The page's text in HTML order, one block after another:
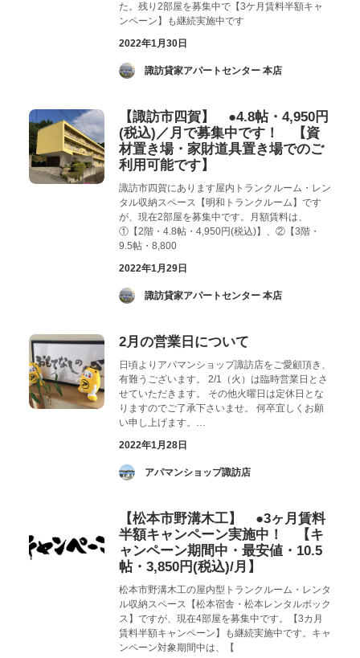
た。残り2部屋を募集中で【3ケ月賃料半額キャ
ンペーン】も継続実施中です
2022年1月30日
­ 諏訪貸家アパートセンター 本店
【諏訪市四賀】 ●4.8帖・4,950円
(税込)／月で募集中です！ 【資
材置き場・家財道具置き場でのご
利用可能です】
諏訪市四賀にあります屋内トランクルーム・レン
タル収納スペース【明和トランクルーム】です
が、現在2部屋を募集中です。月額賃料は、
①【2階・4.8帖・4,950円(税込)】、②【3階・
9.5帖・8,800
2022年1月29日
­ 諏訪貸家アパートセンター 本店
2月の営業日について
日頃よりアパマンショップ諏訪店をご愛顧頂き、
有難うございます。 2/1（火）は臨時営業日とさ
せていただきます。 その他火曜日は定休日とな
りますのでご了承下さいませ。 何卒宜しくお願
い申し上げます。…
2022年1月28日
­ アパマンショップ諏訪店
【松本市野溝木工】 ●3ヶ月賃料
半額キャンペーン実施中！ 【キ
ャンペーン期間中・最安値・10.5
帖・3,850円(税込)/月】
松本市野溝木工の屋内型トランクルーム・レンタ
ル収納スペース【松本宿舎・松本レンタルボック
ス】ですが、現在4部屋を募集中です。【3カ月
賃料半額キャンペーン】も継続実施中です。キャ
ンペーン対象期間中は、【